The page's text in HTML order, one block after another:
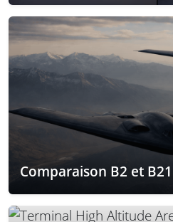
Comparaison B2 et B21